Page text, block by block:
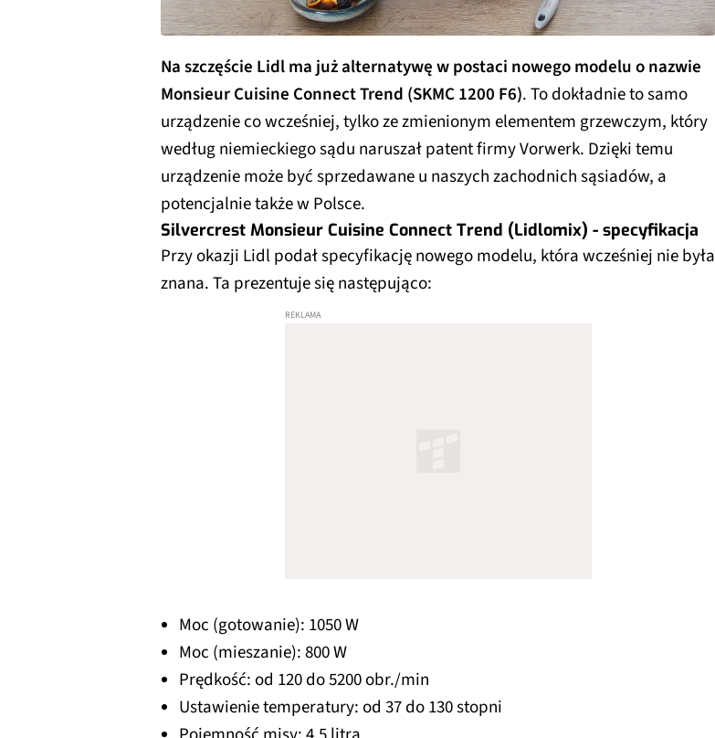
Na szczęście Lidl ma już alternatywę w postaci nowego modelu o nazwie
Monsieur Cuisine Connect Trend (SKMC 1200 F6). To dokładnie to samo
urządzenie co wcześniej, tylko ze zmienionym elementem grzewczym, który
według niemieckiego sądu naruszał patent firmy Vorwerk. Dzięki temu
urządzenie może być sprzedawane u naszych zachodnich sąsiadów, a
potencjalnie także w Polsce.
Silvercrest Monsieur Cuisine Connect Trend (Lidlomix) - specyfikacja
Przy okazji Lidl podał specyfikację nowego modelu, która wcześniej nie była
znana. Ta prezentuje się następująco:
Moc (gotowanie): 1050 W
Moc (mieszanie): 800 W
Prędkość: od 120 do 5200 obr./min
Ustawienie temperatury: od 37 do 130 stopni